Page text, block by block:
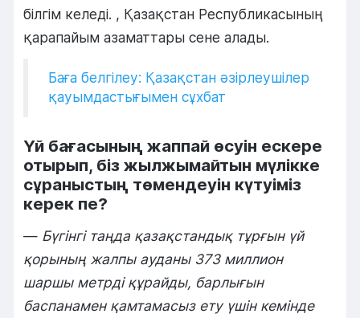
білгім келеді. , Қазақстан Республикасының
қарапайым азаматтары сене алады.
Баға белгілеу: Қазақстан әзірлеушілер
қауымдастығымен сұхбат
Үй бағасының жаппай өсуін ескере
отырып, біз жылжымайтын мүлікке
сұраныстың төмендеуін күтуіміз
керек пе?
— Бүгінгі таңда қазақстандық тұрғын үй
қорының жалпы ауданы 373 миллион
шаршы метрді құрайды, барлығын
баспанамен қамтамасыз ету үшін кемінде